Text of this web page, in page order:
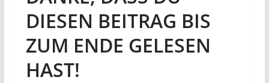
DIESEN BEITRAG BIS
ZUM ENDE GELESEN
HAST!